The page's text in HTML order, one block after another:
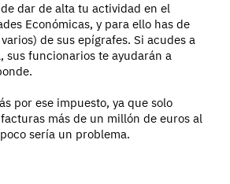
dar de alta tu actividad en el
Económicas, y para ello has de
de sus epígrafes. Si acudes a
sus funcionarios te ayudarán a
por ese impuesto, ya que solo
más de un millón de euros al
sería un problema.